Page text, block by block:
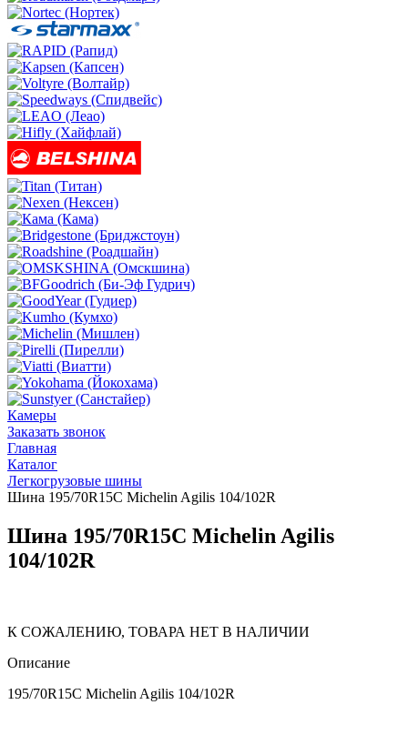
Камеры
Заказать звонок
Главная
Каталог
Легкогрузовые шины
Шина 195/70R15C Michelin Agilis 104/102R
Шина 195/70R15C Michelin Agilis
104/102R
К СОЖАЛЕНИЮ, ТОВАРА НЕТ В НАЛИЧИИ
Описание
195/70R15C Michelin Agilis 104/102R